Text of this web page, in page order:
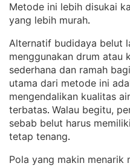
Metode ini lebih disukai
yang lebih murah.
Alternatif budidaya belut
menggunakan drum atau
sederhana dan ramah
utama dari metode ini
mengendalikan kualitas
terbatas. Walau begitu,
sebab belut harus
tetap tenang.
Pola yang makin